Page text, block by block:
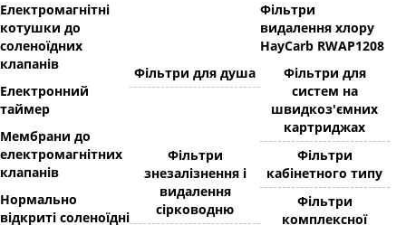
Електромагнітні
котушки до
соленоїдних
клапанів
Електронний
таймер
Мембрани до
електромагнітних
клапанів
Нормально
відкриті соленоїдні
Фільтри
видалення хлору
HayCarb RWAP1208
Фільтри для душа
Фільтри для
систем на
швидкоз'ємних
картриджах
Фільтри
знезалізнення і
видалення
сірководню
Фільтри
кабінетного типу
Фільтри
комплексної